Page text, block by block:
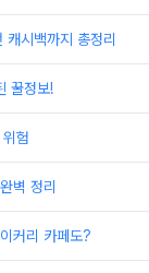
시백까지 총정리
꿀정보!
험
벽 정리
커리 카페도?